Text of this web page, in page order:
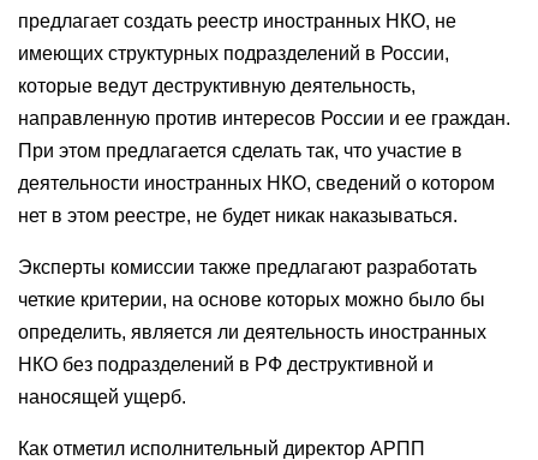
предлагает создать реестр иностранных НКО, не
имеющих структурных подразделений в России,
которые ведут деструктивную деятельность,
направленную против интересов России и ее граждан.
При этом предлагается сделать так, что участие в
деятельности иностранных НКО, сведений о котором
нет в этом реестре, не будет никак наказываться.
Эксперты комиссии также предлагают разработать
четкие критерии, на основе которых можно было бы
определить, является ли деятельность иностранных
НКО без подразделений в РФ деструктивной и
наносящей ущерб.
Как отметил исполнительный директор АРПП